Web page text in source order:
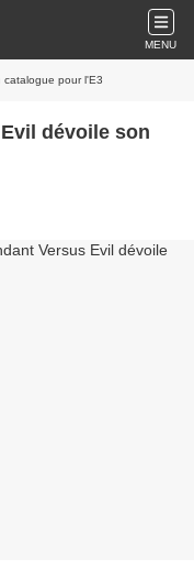
MENU
catalogue pour l'E3
son